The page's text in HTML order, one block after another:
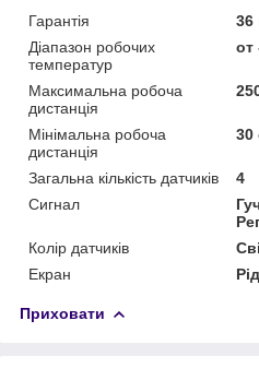
Гарантія
36
Діапазон робочих
температур
от
Максимальна робоча
дистанція
Мінімальна робоча
дистанція
30
Загальна кількість датчиків
4
Сигнал
Колір датчиків
Екран
Приховати